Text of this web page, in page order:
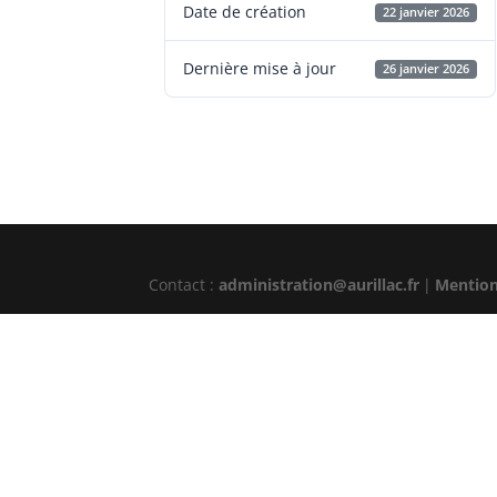
Date de création 22 janvier 2026
Dernière mise à jour 26 janvier 2026
Contact :administration@aurillac.fr |